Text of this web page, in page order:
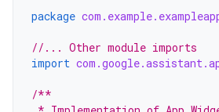
package
//... Other module imports
import
/**